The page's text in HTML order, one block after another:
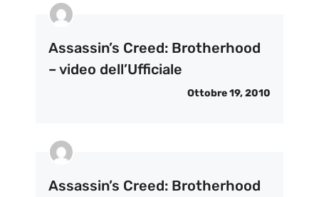
Assassin’s Creed: Brotherhood
– video dell’Ufficiale
Ottobre 19, 2010
Assassin’s Creed: Brotherhood